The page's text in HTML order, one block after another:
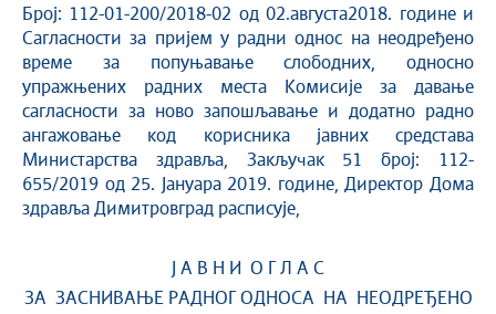
Број: 112-01-200/2018-02 од 02.августа2018. године и
Сагласности за пријем у радни однос на неодређено
време за попуњавање слободних, односно
упражњених радних места Комисије за давање
сагласности за ново запошљавање и додатно радно
ангажовање код корисника јавних средстава
Министарства здравља, Закључак 51 број: 112-
655/2019 од 25. Јануара 2019. године, Директор Дома
здравља Димитровград расписује,
Ј А В Н И О Г Л А С
ЗА ЗАСНИВАЊЕ РАДНОГ ОДНОСА НА НЕОДРЕЂЕНО